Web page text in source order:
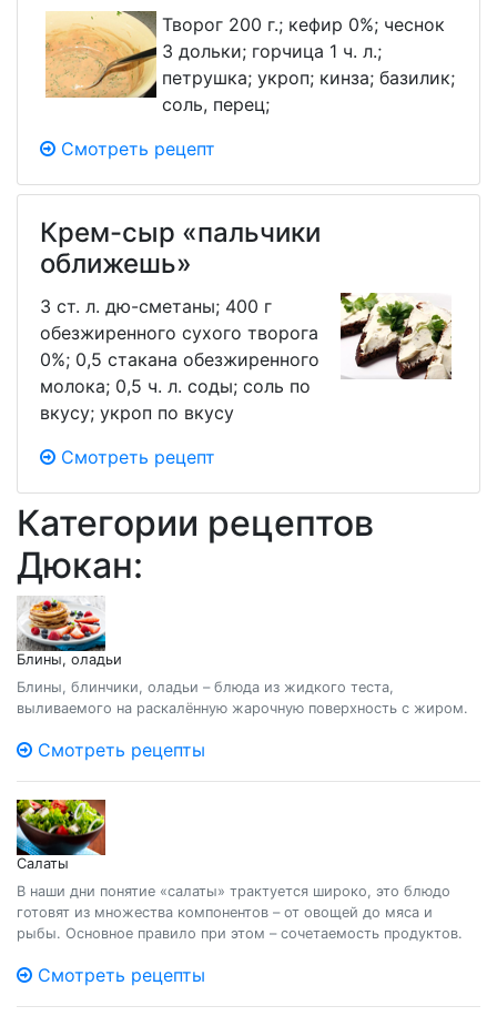
Творог 200 г.; кефир 0%; чеснок
3 дольки; горчица 1 ч. л.;
петрушка; укроп; кинза; базилик;
соль, перец;
Смотреть рецепт
Крем-сыр «пальчики
оближешь»
3 ст. л. дю-сметаны; 400 г
обезжиренного сухого творога
0%; 0,5 стакана обезжиренного
молока; 0,5 ч. л. соды; соль по
вкусу; укроп по вкусу
Смотреть рецепт
Категории рецептов
Дюкан:
Блины, оладьи
Блины, блинчики, оладьи – блюда из жидкого теста,
выливаемого на раскалённую жарочную поверхность с жиром.
Смотреть рецепты
Салаты
В наши дни понятие «салаты» трактуется широко, это блюдо
готовят из множества компонентов – от овощей до мяса и
рыбы. Основное правило при этом – сочетаемость продуктов.
Смотреть рецепты